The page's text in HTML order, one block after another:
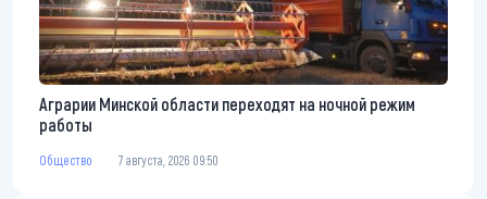
Аграрии Минской области переходят на ночной режим
работы
Общество 7 августа, 2026 09:50